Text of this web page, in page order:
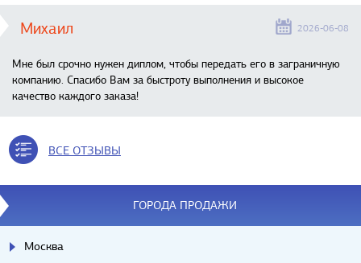
Михаил 2026-06-08
Мне был срочно нужен диплом, чтобы передать его в заграничную
компанию. Спасибо Вам за быстроту выполнения и высокое
качество каждого заказа!
ВСЕ ОТЗЫВЫ
ГОРОДА ПРОДАЖИ
Москва